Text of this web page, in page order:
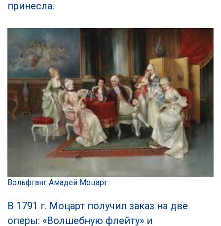
принесла.
Вольфганг Амадей Моцарт
В 1791 г. Моцарт получил заказ на две
оперы: «Волшебную флейту» и